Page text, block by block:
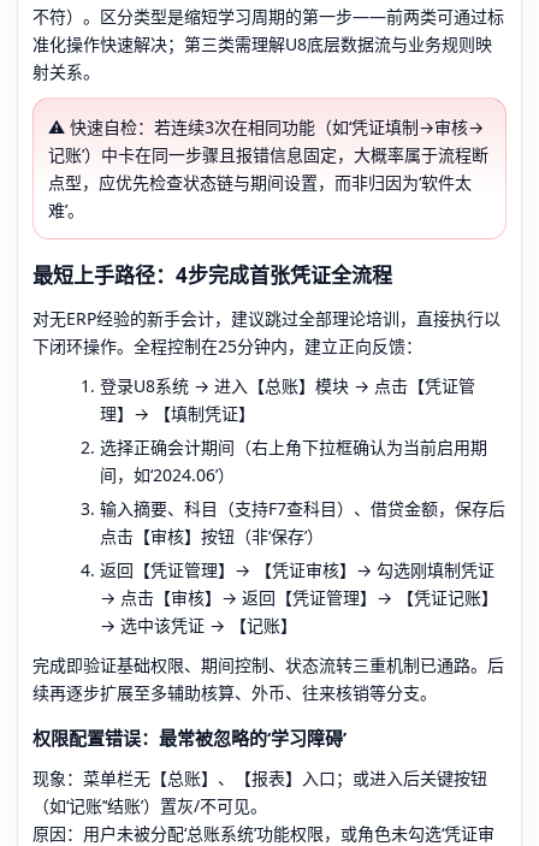
不符）。区分类型是缩短学习周期的第一步——前两类可通过标
准化操作快速解决；第三类需理解U8底层数据流与业务规则映
射关系。
⚠️ 快速自检：若连续3次在相同功能（如‘凭证填制→审核→
记账’）中卡在同一步骤且报错信息固定，大概率属于流程断
点型，应优先检查状态链与期间设置，而非归因为‘软件太
难’。
最短上手路径：4步完成首张凭证全流程
对无ERP经验的新手会计，建议跳过全部理论培训，直接执行以
下闭环操作。全程控制在25分钟内，建立正向反馈：
登录U8系统 → 进入【总账】模块 → 点击【凭证管
理】→ 【填制凭证】
选择正确会计期间（右上角下拉框确认为当前启用期
间，如‘2024.06’）
输入摘要、科目（支持F7查科目）、借贷金额，保存后
点击【审核】按钮（非‘保存’）
返回【凭证管理】→ 【凭证审核】→ 勾选刚填制凭证
→ 点击【审核】→ 返回【凭证管理】→ 【凭证记账】
→ 选中该凭证 → 【记账】
完成即验证基础权限、期间控制、状态流转三重机制已通路。后
续再逐步扩展至多辅助核算、外币、往来核销等分支。
权限配置错误：最常被忽略的‘学习障碍’
现象：菜单栏无【总账】、【报表】入口；或进入后关键按钮
（如‘记账’‘结账’）置灰/不可见。
原因：用户未被分配‘总账系统’功能权限，或角色未勾选‘凭证审